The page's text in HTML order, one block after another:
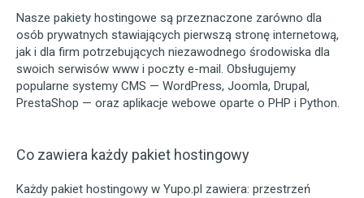
Nasze pakiety hostingowe są przeznaczone zarówno dla
osób prywatnych stawiających pierwszą stronę internetową,
jak i dla firm potrzebujących niezawodnego środowiska dla
swoich serwisów www i poczty e-mail. Obsługujemy
popularne systemy CMS — WordPress, Joomla, Drupal,
PrestaShop — oraz aplikacje webowe oparte o PHP i Python.
Co zawiera każdy pakiet hostingowy
Każdy pakiet hostingowy w Yupo.pl zawiera: przestrzeń